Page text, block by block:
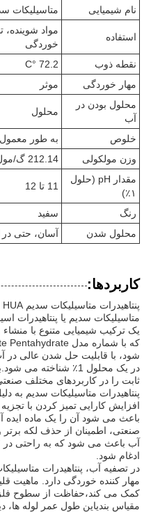
نام شیمیایی متاسیلیکات سدیم ۵
استفاده
مواد
خوردگی
نقطه ذوب
72.2 °C
مهار خوردگی
موثر
محلول بودن در
آب
محلول
خلوص
به طور معمول ≥
وزن مولکولی
212.14 گ/مول
مقدار pH (حلول
۱٪)
11 تا 12
رنگ
سفید
محلول شدن
آسان، حتی
کاربردها:
متاسیلیکات سدیم یا پنتاهیدرات
یک ترکیب شیمیایی متنوع با
ثابت را در کاربردهای مختلف
پنتاهیدرات متاسیلیکات سدیم به
افزایش کارایی تمیز کردن با
باعث می شود آن را یک ماده ایده
صنعتی، اطمینان از حذف لکه
آب باعث می شود که به راحتی در
ادغام شود.
در تصفیه آب، پنتاهیدرات
مهار کننده خوردگی دارد. ماهیت
کمک می کند،حفاظت از سطوح
مقیاس بندیاین طول عمر لوله ها،